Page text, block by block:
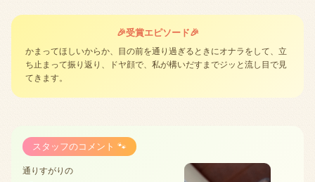
🎉受賞エピソード🎉
かまってほしいからか、目の前を通り過ぎるときにオナラをして、立
ち止まって振り返り、ドヤ顔で、私が構いだすまでジッと流し目で見
てきます。
スタッフのコメント 🐾
通りすがりの